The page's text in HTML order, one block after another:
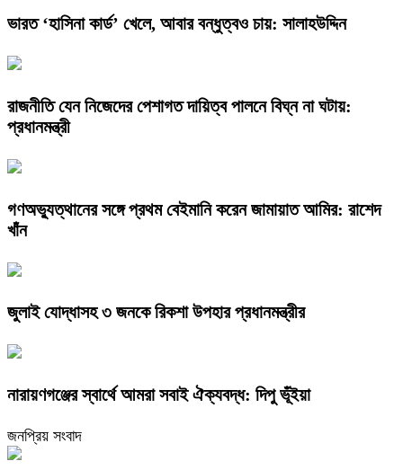
ভারত ‘হাসিনা কার্ড’ খেলে, আবার বন্ধুত্বও চায়: সালাহউদ্দিন
রাজনীতি যেন নিজেদের পেশাগত দায়িত্ব পালনে বিঘ্ন না ঘটায়:
প্রধানমন্ত্রী
গণঅভ্যুত্থানের সঙ্গে প্রথম বেইমানি করেন জামায়াত আমির: রাশেদ
খাঁন
জুলাই যোদ্ধাসহ ৩ জনকে রিকশা উপহার প্রধানমন্ত্রীর
নারায়ণগঞ্জের স্বার্থে আমরা সবাই ঐক্যবদ্ধ: দিপু ভূঁইয়া
জনপ্রিয় সংবাদ